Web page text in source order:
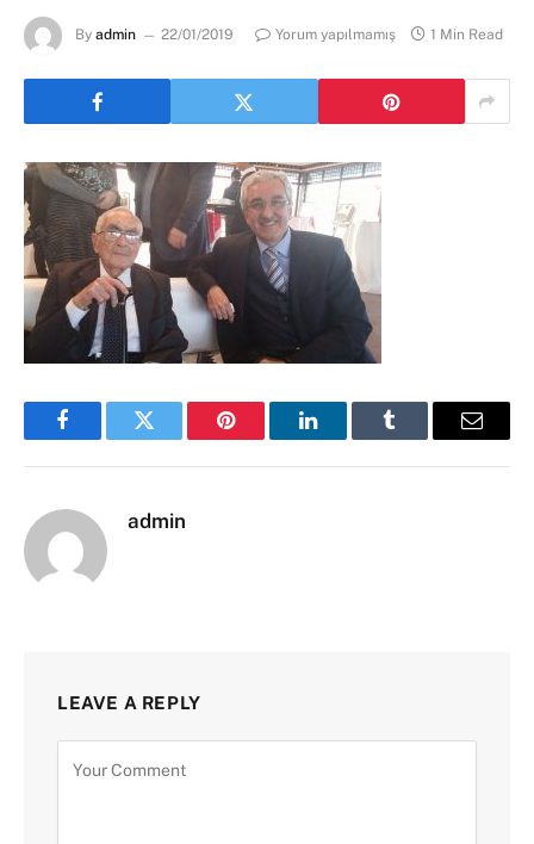
By admin 22/01/2019 Yorum yapılmamış 1 Min Read
FacebookTwitter Pinterest LinkedInTumblr Email
admin
LEAVE A REPLY